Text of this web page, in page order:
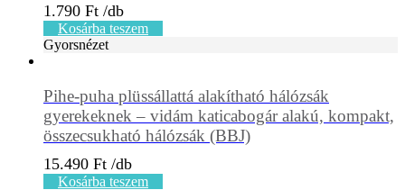
1.790 Ft
Kosárba teszem
Gyorsnézet
Pihe-puha plüssállattá alakítható hálózsák
gyerekeknek – vidám katicabogár alakú, kompakt,
összecsukható hálózsák (BBJ)
15.490 Ft
Kosárba teszem